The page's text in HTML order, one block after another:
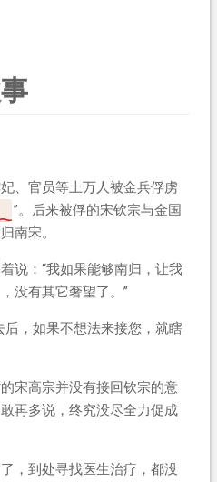
、官员等上万人被金兵俘虏
”。后来被俘的宋钦宗与金国
南宋。
说：“我如果能够南归，让我
没有其它奢望了。”
后，如果不想法来接您，就瞎
宋高宗并没有接回钦宗的意
再多说，终究没尽全力促成
，到处寻找医生治疗，都没